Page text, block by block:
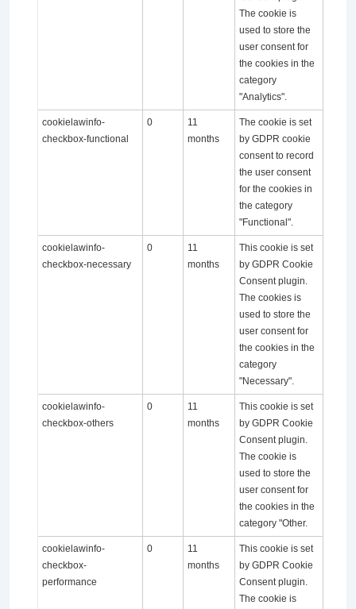
The cookie is
used to store the
user consent for
the cookies in the
category
"Analytics".
cookielawinfo-
checkbox-functional
0
11
months
The cookie is set
by GDPR cookie
consent to record
the user consent
for the cookies in
the category
"Functional".
cookielawinfo-
checkbox-necessary
0
11
months
This cookie is set
by GDPR Cookie
Consent plugin.
The cookies is
used to store the
user consent for
the cookies in the
category
"Necessary".
cookielawinfo-
checkbox-others
0
11
months
This cookie is set
by GDPR Cookie
Consent plugin.
The cookie is
used to store the
user consent for
the cookies in the
category "Other.
cookielawinfo-
checkbox-
performance
0
11
months
This cookie is set
by GDPR Cookie
Consent plugin.
The cookie is